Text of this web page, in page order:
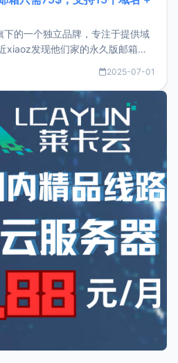
的一个独立品牌，专注于提供域
xiaoz发现他们家的永久版邮箱服
试一下 NameCrane。注册
支持直接注册，必须要购买
2025-07-01